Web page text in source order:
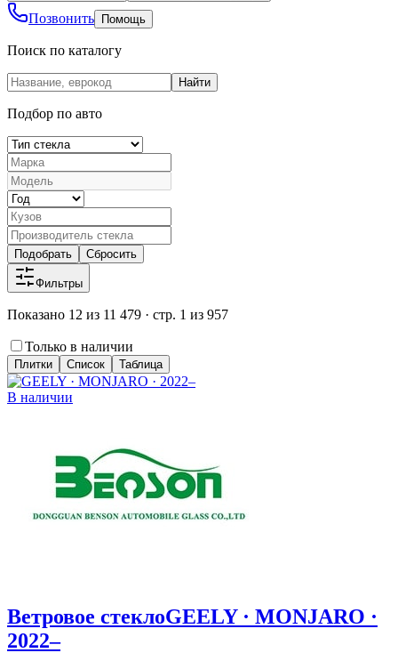
Позвонить Помощь
Поиск по каталогу
Найти
Подбор по авто
Подобрать Сбросить
Фильтры
Показано 12 из 11 479 · стр. 1 из 957
Только в наличии
Плитки Список Таблица
В наличии
Ветровое стеклоGEELY · MONJARO ·
2022–